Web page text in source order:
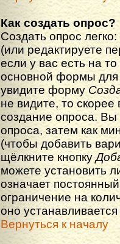
Как создать опрос?
Создать опрос
(или редактируете
если у вас есть на
основной формы
увидите форму
не видите, то скорее
создание опроса.
опроса, затем как
(чтобы добавить
щёлкните кнопку
можете установить
означает
ограничение на
оно
Вернуться к началу